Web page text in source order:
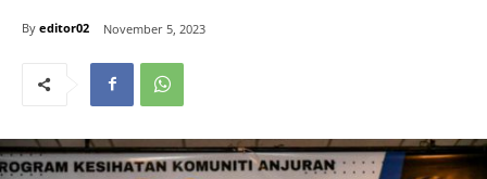
By editor02 November 5, 2023